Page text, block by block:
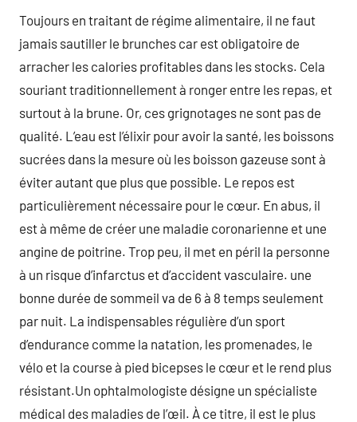
Toujours en traitant de régime alimentaire, il ne faut
jamais sautiller le brunches car est obligatoire de
arracher les calories profitables dans les stocks. Cela
souriant traditionnellement à ronger entre les repas, et
surtout à la brune. Or, ces grignotages ne sont pas de
qualité. L’eau est l’élixir pour avoir la santé, les boissons
sucrées dans la mesure où les boisson gazeuse sont à
éviter autant que plus que possible. Le repos est
particulièrement nécessaire pour le cœur. En abus, il
est à même de créer une maladie coronarienne et une
angine de poitrine. Trop peu, il met en péril la personne
à un risque d’infarctus et d’accident vasculaire. une
bonne durée de sommeil va de 6 à 8 temps seulement
par nuit. La indispensables régulière d’un sport
d’endurance comme la natation, les promenades, le
vélo et la course à pied bicepses le cœur et le rend plus
résistant.Un ophtalmologiste désigne un spécialiste
médical des maladies de l’œil. À ce titre, il est le plus